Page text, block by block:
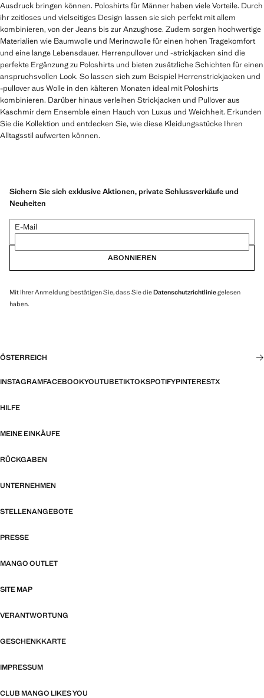
Ausdruck bringen können. Poloshirts für Männer haben viele Vorteile. Durch
ihr zeitloses und vielseitiges Design lassen sie sich perfekt mit allem
kombinieren, von der Jeans bis zur Anzughose. Zudem sorgen hochwertige
Materialien wie Baumwolle und Merinowolle für einen hohen Tragekomfort
und eine lange Lebensdauer. Herrenpullover und -strickjacken sind die
perfekte Ergänzung zu Poloshirts und bieten zusätzliche Schichten für einen
anspruchsvollen Look. So lassen sich zum Beispiel Herrenstrickjacken und
-pullover aus Wolle in den kälteren Monaten ideal mit Poloshirts
kombinieren. Darüber hinaus verleihen Strickjacken und Pullover aus
Kaschmir dem Ensemble einen Hauch von Luxus und Weichheit. Erkunden
Sie die Kollektion und entdecken Sie, wie diese Kleidungsstücke Ihren
Alltagsstil aufwerten können.
Sichern Sie sich exklusive Aktionen, private Schlussverkäufe und
Neuheiten
E-Mail
ABONNIEREN
Mit Ihrer Anmeldung bestätigen Sie, dass Sie dieDatenschutzrichtliniegelesen
haben.
ÖSTERREICH
INSTAGRAMFACEBOOKYOUTUBETIKTOKSPOTIFYPINTERESTX
HILFE
MEINE EINKÄUFE
RÜCKGABEN
UNTERNEHMEN
STELLENANGEBOTE
PRESSE
MANGO OUTLET
SITE MAP
VERANTWORTUNG
GESCHENKKARTE
IMPRESSUM
CLUB MANGO LIKES YOU